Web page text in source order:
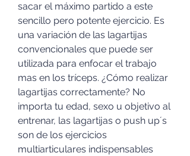
sacar el máximo partido a este
sencillo pero potente ejercicio. Es
una variación de las lagartijas
convencionales que puede ser
utilizada para enfocar el trabajo
mas en los tríceps. ¿Cómo realizar
lagartijas correctamente? No
importa tu edad, sexo u objetivo al
entrenar, las lagartijas o push up´s
son de los ejercicios
multiarticulares indispensables